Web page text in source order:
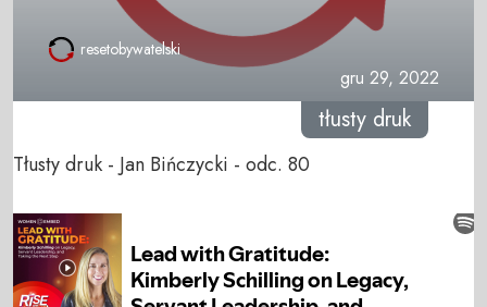
resetobywatelski
gru 29, 2022
tłusty druk
Tłusty druk - Jan Bińczycki - odc. 80